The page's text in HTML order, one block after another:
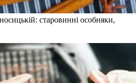
старовинні особняки,